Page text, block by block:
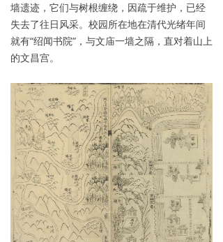
墙遗迹，它们与树根缠绕，因疏于维护，已经
失去了往日风采。校园所在地在清代光绪年间
就有“绍闻书院”，与文庙一墙之隔，直对着山上
的文昌宫。